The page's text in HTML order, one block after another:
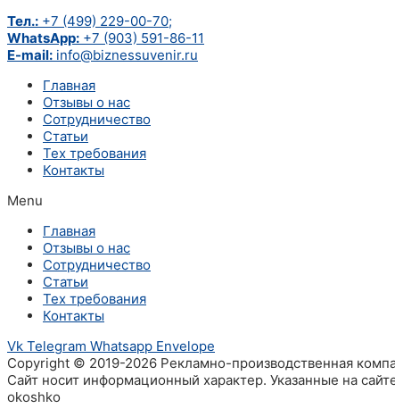
Тел.: +7 (499) 229-00-70;
WhatsApp: +7 (903) 591-86-11
E-mail: info@biznessuvenir.ru
Главная
Отзывы о нас
Сотрудничество
Статьи
Тех требования
Контакты
Menu
Главная
Отзывы о нас
Сотрудничество
Статьи
Тех требования
Контакты
Vk Telegram Whatsapp Envelope
Copyright © 2019-2026 Рекламно-производственная
Сайт носит информационный характер. Указанные на
okoshko